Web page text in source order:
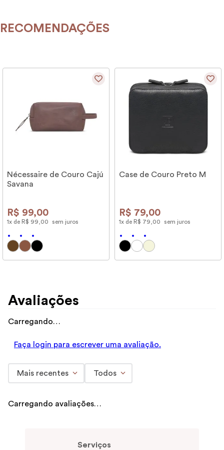
RECOMENDAÇÕES
Nécessaire de Couro Cajú
Savana
R$ 99,00
1x de R$ 99 00 sem juros
Case de Couro Preto M
R$ 79,00
1x de R$ 79 00 sem juros
Avaliações
Carregando…
Faça login para escrever uma avaliação.
Mais recentes Todos
Carregando avaliações…
Serviços